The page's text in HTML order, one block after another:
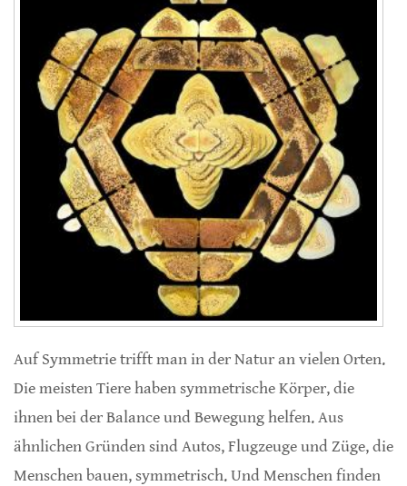
Auf Symmetrie trifft man in der Natur an vielen Orten.
Die meisten Tiere haben symmetrische Körper, die
ihnen bei der Balance und Bewegung helfen. Aus
ähnlichen Gründen sind Autos, Flugzeuge und Züge, die
Menschen bauen, symmetrisch. Und Menschen finden